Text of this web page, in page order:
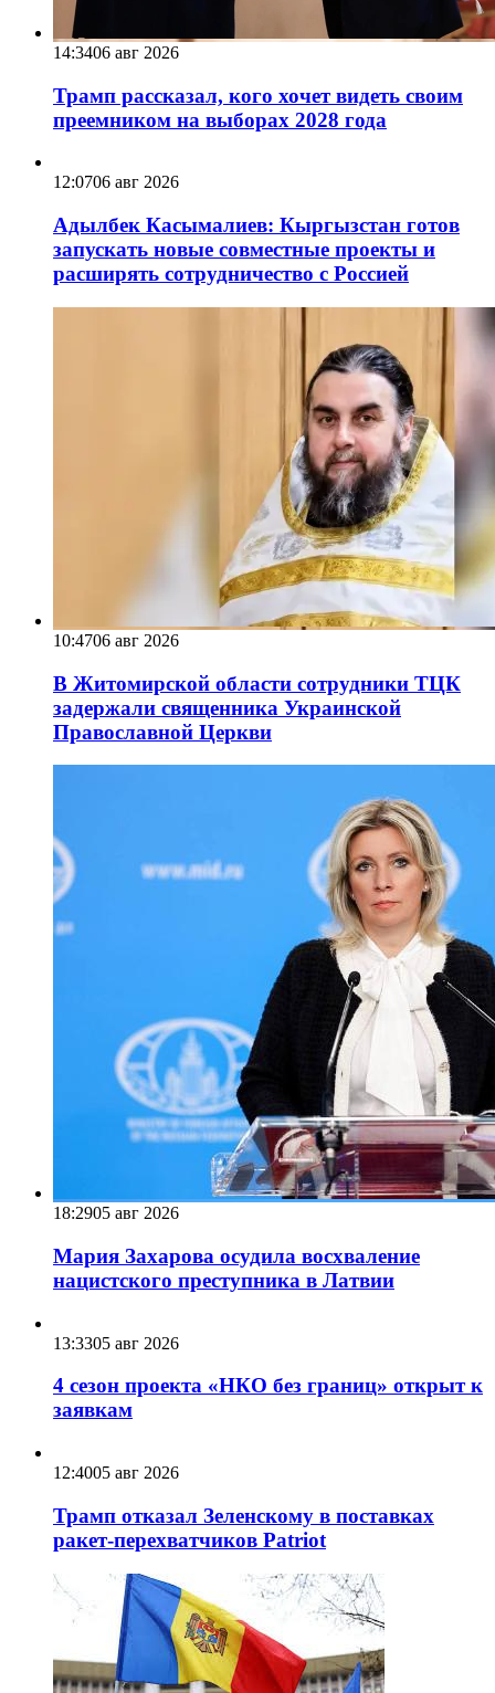
14:3406 авг 2026
Трамп рассказал, кого хочет видеть своим
преемником на выборах 2028 года
12:0706 авг 2026
Адылбек Касымалиев: Кыргызстан готов
запускать новые совместные проекты и
расширять сотрудничество с Россией
10:4706 авг 2026
В Житомирской области сотрудники ТЦК
задержали священника Украинской
Православной Церкви
18:2905 авг 2026
Мария Захарова осудила восхваление
нацистского преступника в Латвии
13:3305 авг 2026
4 сезон проекта «НКО без границ» открыт к
заявкам
12:4005 авг 2026
Трамп отказал Зеленскому в поставках
ракет-перехватчиков Patriot